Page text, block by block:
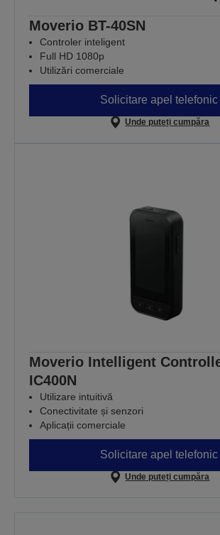
Moverio BT-40SN
Controler inteligent
Full HD 1080p
Utilizări comerciale
Solicitare apel telefonic
Unde puteți cumpăra
Moverio Intelligent
IC400N
Utilizare intuitivă
Conectivitate și senzori
Aplicații comerciale
Solicitare apel telefonic
Unde puteți cumpăra